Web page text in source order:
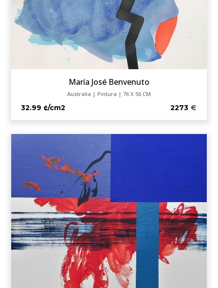
María José Benvenuto
Australia | Pintura | 76 X 56 CM
32.99 ¢/cm2 2273